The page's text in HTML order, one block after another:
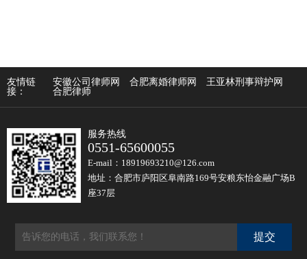
友情链
接：
安徽公司律师网 合肥离婚律师网
王亚林刑事辩护网
合肥律师
服务热线
0551-65600055
E-mail：18919693210@126.com
地址：合肥市庐阳区阜南路169号安粮东怡金融广场B
座37层